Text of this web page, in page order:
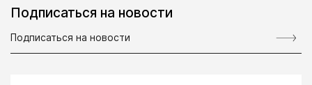
Подписаться на новости